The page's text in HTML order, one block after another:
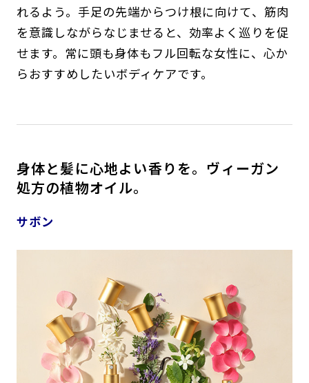
れるよう。手足の先端からつけ根に向けて、筋肉
を意識しながらなじませると、効率よく巡りを促
せます。常に頭も身体もフル回転な女性に、心か
らおすすめしたいボディケアです。
身体と髪に心地よい香りを。ヴィーガン
処方の植物オイル。
サボン